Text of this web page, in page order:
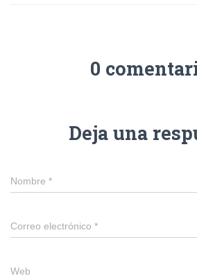
0
Deja una
Nombre *
Correo electrónico *
Web